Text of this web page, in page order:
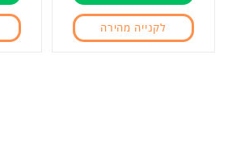
לקנייה מהירה